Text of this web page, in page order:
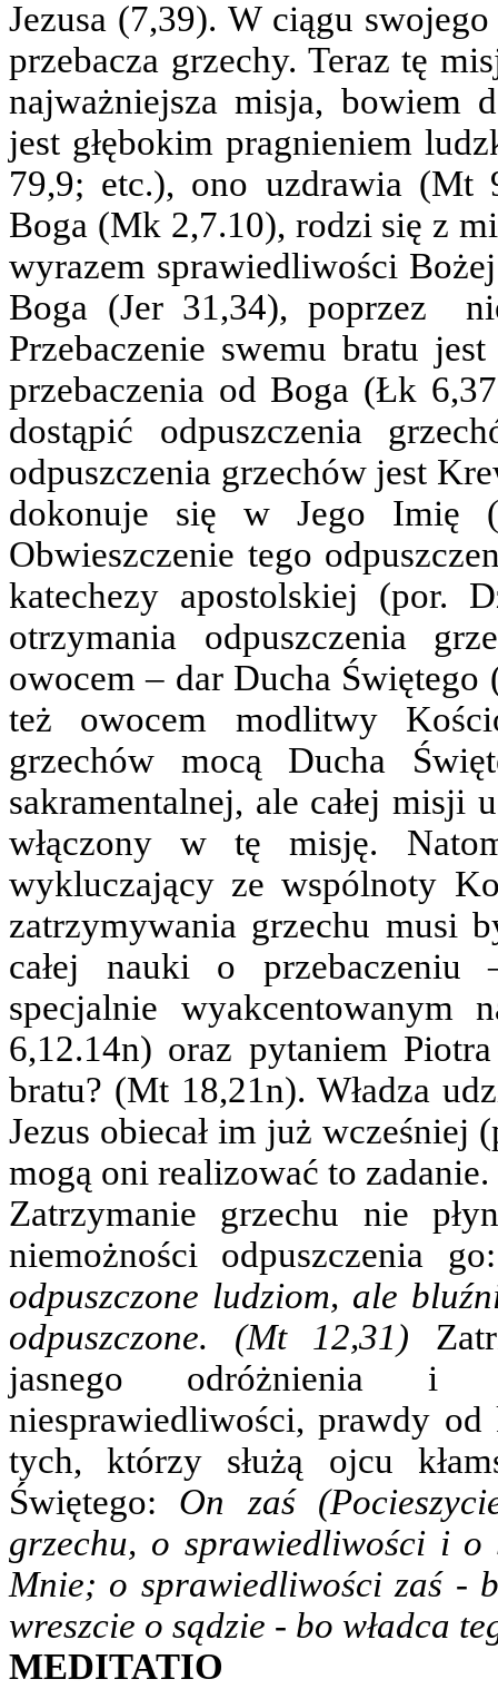
Jezusa (7,39). W ciągu
przebacza grzechy. Teraz tę
najważniejsza misja, bowiem
jest głębokim pragnieniem
79,9; etc.), ono uzdrawia (Mt
Boga (Mk 2,7.10), rodzi się z
wyrazem sprawiedliwości
Boga (Jer 31,34), poprzez
Przebaczenie swemu bratu
przebaczenia od Boga (Łk
dostąpić odpuszczenia
odpuszczenia grzechów jest
dokonuje się w Jego
Obwieszczenie tego
katechezy apostolskiej (por.
otrzymania odpuszczenia
owocem – dar Ducha
też owocem modlitwy
grzechów mocą Ducha
sakramentalnej, ale całej misji
włączony w tę misję.
wykluczający ze wspólnoty
zatrzymywania grzechu musi
całej nauki o przebaczeniu
specjalnie wyakcentowanym
6,12.14n) oraz pytaniem
bratu? (Mt 18,21n). Władza
Jezus obiecał im już wcześniej
mogą oni realizować to zadanie.
Zatrzymanie grzechu nie
niemożności odpuszczenia
odpuszczone ludziom, ale
odpuszczone. (Mt 12,31)
jasnego odróżnienia i
niesprawiedliwości, prawdy od
tych, którzy służą ojcu
Świętego: On zaś
grzechu, o sprawiedliwości i
Mnie; o sprawiedliwości zaś -
wreszcie o sądzie - bo władca
MEDITATIO